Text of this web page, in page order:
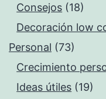
Consejos (18)
Decoración low
Personal (73)
Crecimiento
Ideas útiles (19)